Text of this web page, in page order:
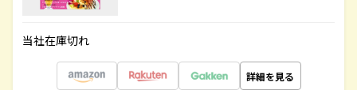
当社在庫切れ
詳細を見る